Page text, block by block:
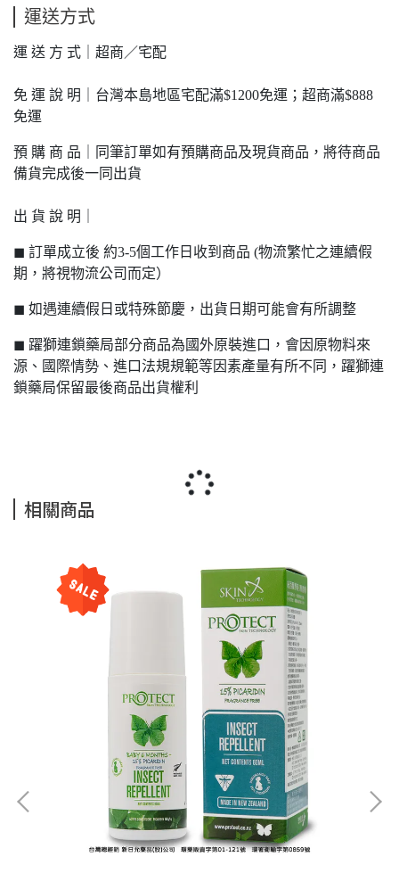
運送方式
運 送 方 式｜超商／宅配
免 運 說 明｜台灣本島地區宅配滿$1200免運；超商滿$888
免運
預 購 商 品｜同筆訂單如有預購商品及現貨商品，將待商品
備貨完成後一同出貨
出 貨 說 明｜
◼ 訂單成立後 約3-5個工作日收到商品 (物流繁忙之連續假
期，將視物流公司而定）
◼ 如遇連續假日或特殊節慶，出貨日期可能會有所調整
◼ 躍獅連鎖藥局部分商品為國外原裝進口，會因原物料來
源、國際情勢、進口法規規範等因素產量有所不同，躍獅連
鎖藥局保留最後商品出貨權利
相關商品